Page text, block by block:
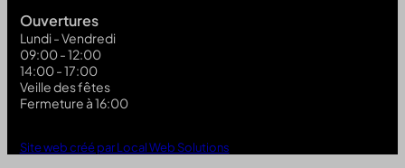
Ouvertures
Lundi - Vendredi
09:00 - 12:00
14:00 - 17:00
Veille des fêtes
Fermeture à 16:00
Site web créé par Local Web Solutions